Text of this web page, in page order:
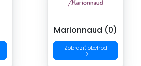
Marionnaud (0)
Zobraziť obchod
→